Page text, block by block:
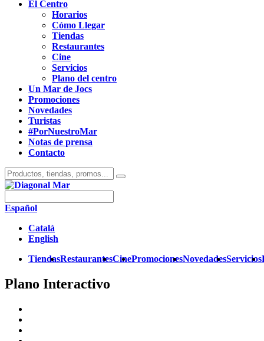
El Centro
Horarios
Cómo Llegar
Tiendas
Restaurantes
Cine
Servicios
Plano del centro
Un Mar de Jocs
Promociones
Novedades
Turistas
#PorNuestroMar
Notas de prensa
Contacto
Español
Català
English
TiendasRestaurantesCinePromocionesNovedadesServicios
Plano Interactivo